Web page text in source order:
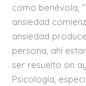
como benévola,
ansiedad
ansiedad
persona, ahí
ser resuelto sin
Psicología,